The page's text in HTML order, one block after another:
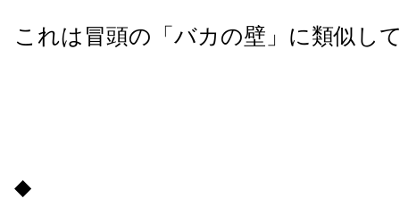
これは冒頭の「バカの壁」に類似し
◆